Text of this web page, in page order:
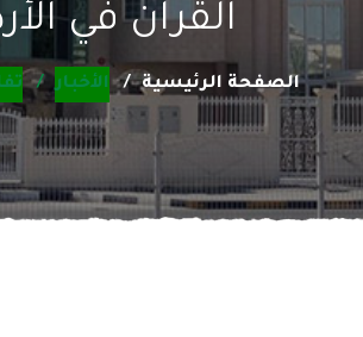
القران في
الصفحة الرئيسية الأخبار